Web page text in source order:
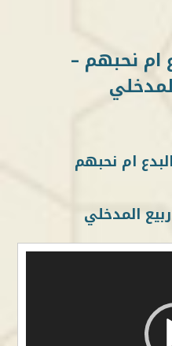
نحبهم –
ام نحبهم
المدخلي